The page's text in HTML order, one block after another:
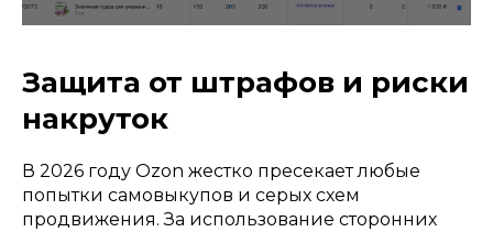
Защита от штрафов и риски
накруток
В 2026 году Ozon жестко пресекает любые
попытки самовыкупов и серых схем
продвижения. За использование сторонних